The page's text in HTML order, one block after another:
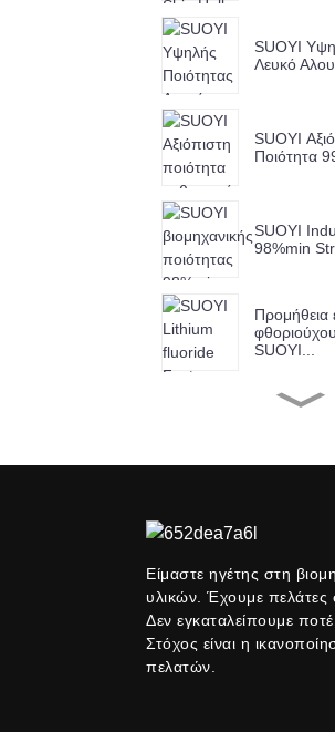
SUOYI
Λευκό
SUOYI
Ποιότητα
SUOYI
98%min
Προμήθεια
SUOYI...
Copper
Suoyi
99,9%-
Είμαστε ηγέτης στη
υλικών. Έχουμε
Δεν εγκαταλείπουμε
Στόχος είναι η
πελατών.